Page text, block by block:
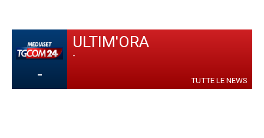
-
ULTIM'ORA
-
TUTTE LE NEWS